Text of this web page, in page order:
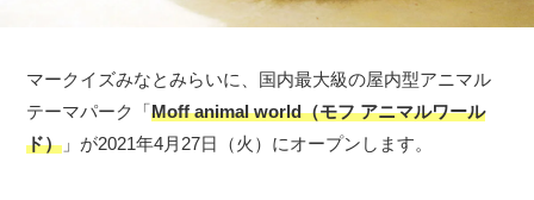
マークイズみなとみらいに、国内最大級の屋内型アニマル
テーマパーク「Moff animal world（モフ アニマルワール
ド） 」が2021年4月27日（火）にオープンします。